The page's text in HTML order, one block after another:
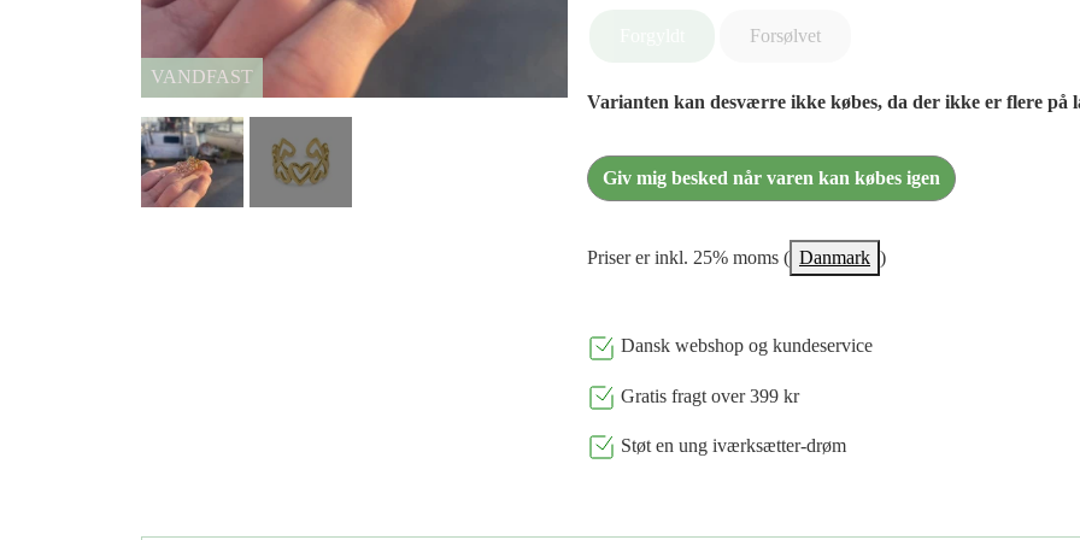
Tilbud
VANDFAST
Forsølvet
Varianten kan desværre ikke købes, da der ikke er flere på
Giv mig besked når varen kan købes igen
Priser er inkl. 25% moms ( Danmark )
Dansk webshop og kundeservice
Gratis fragt over 399 kr
Støt en ung iværksætter-drøm